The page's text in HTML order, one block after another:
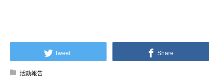
Tweet Share
活動報告